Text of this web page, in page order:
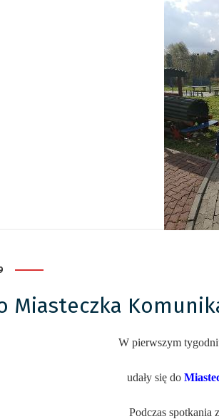
Miasteczka
W pierwszym
udały się do
Podczas spotkania